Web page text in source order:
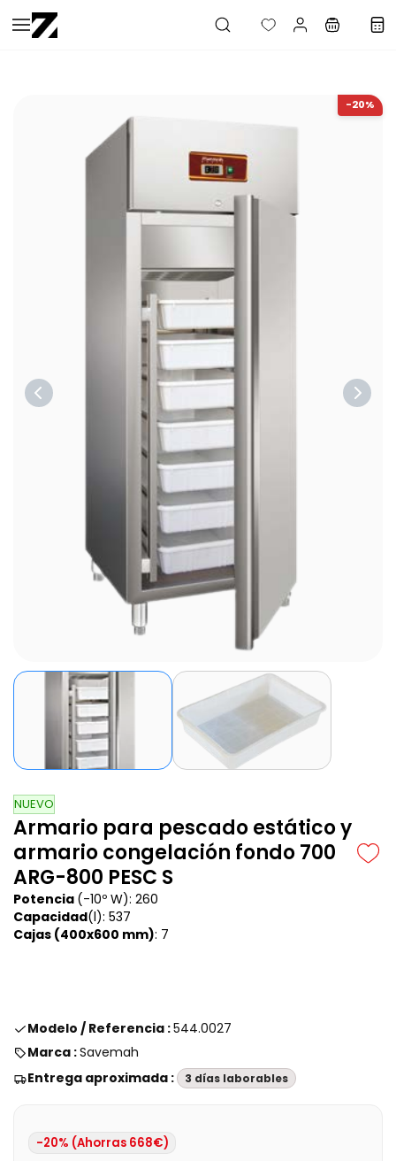
Saltar al
contenido
-20%
NUEVO
Armario para pescado estático y
armario congelación fondo 700
ARG-800 PESC S
Potencia (-10º W): 260
Capacidad(l): 537
Cajas (400x600 mm): 7
Modelo / Referencia :544.0027
Marca :Savemah
Entrega aproximada :
3 días laborables
-20% (Ahorras 668€)